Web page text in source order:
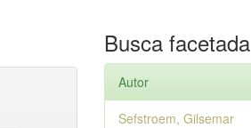
Busca facetada
Autor
Sefstroem, Gilsemar